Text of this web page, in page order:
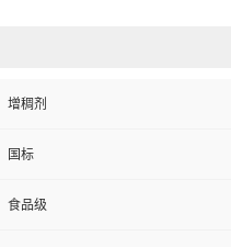
增稠剂
国标
食品级